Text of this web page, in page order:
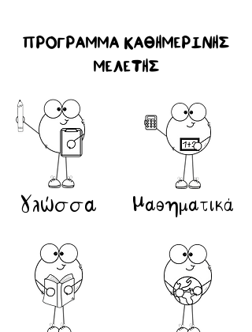
ΠΡΟΓΡΑΜΜΑ ΚΑΘΗΜΕΡΙΝΗΣ
ΜΕΛΕΤΗΣ
Γλώσσα Μαθηματικά